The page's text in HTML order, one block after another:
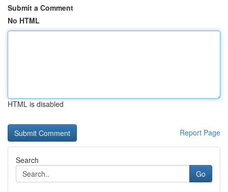
Submit a Comment
No HTML
HTML is disabled
Report Page
Search
Go